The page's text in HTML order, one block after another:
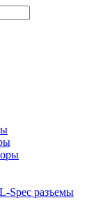
Spec разъемы